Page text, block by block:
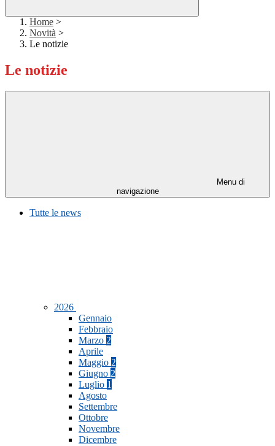
Home >
Novità >
Le notizie
Le notizie
Menu di
navigazione
Tutte le news
2026
Gennaio
Febbraio
Marzo 2
Aprile
Maggio 2
Giugno 2
Luglio 1
Agosto
Settembre
Ottobre
Novembre
Dicembre